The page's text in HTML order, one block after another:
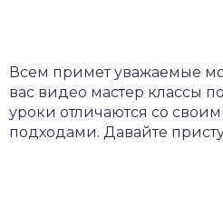
Всем примет уважаемые
вас видео мастер классы
уроки отличаются со
подходами. Давайте